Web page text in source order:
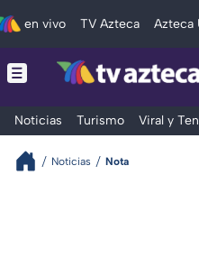
en vivo TV Azteca Azteca
Noticias Turismo Viral y
Noticias Nota